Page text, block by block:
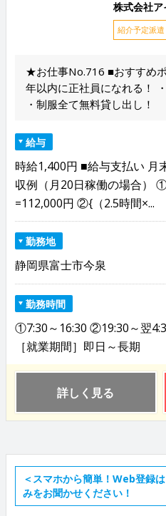
株式会社
紹介予定派遣
★お仕事No.716 ■おすすめ
年以内に正社員になれる！
・制服全て無料貸し出し！
給与
時給1,400円 ■給与支払い 月
収例（月20日稼働の場合）
=112,000円 ②{（2.5時間×...
勤務地
静岡県富士市今泉
勤務時間
①7:30～16:30 ②19:30～翌
［就業期間］即日～長期
詳しく見る
＜スマホから簡単！Web登録
みをお聞かせください！